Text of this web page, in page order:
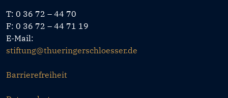
T: 0 36 72 – 44 70
F: 0 36 72 – 44 71 19
E-Mail:
stiftung@thueringerschloesser.de
Barrierefreiheit